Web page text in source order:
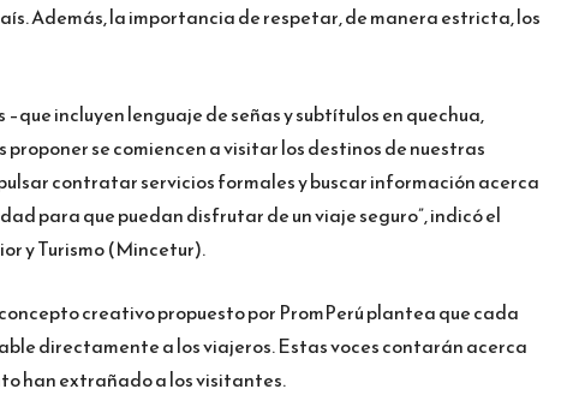
Además, la importancia de respetar, de manera estricta, los
–que incluyen lenguaje de señas y subtítulos en quechua,
proponer se comiencen a visitar los destinos de nuestras
contratar servicios formales y buscar información acerca
para que puedan disfrutar de un viaje seguro”, indicó el
y Turismo (Mincetur).
creativo propuesto por PromPerú plantea que cada
directamente a los viajeros. Estas voces contarán acerca
han extrañado a los visitantes.